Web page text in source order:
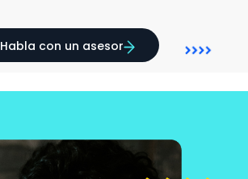
Habla con un asesor